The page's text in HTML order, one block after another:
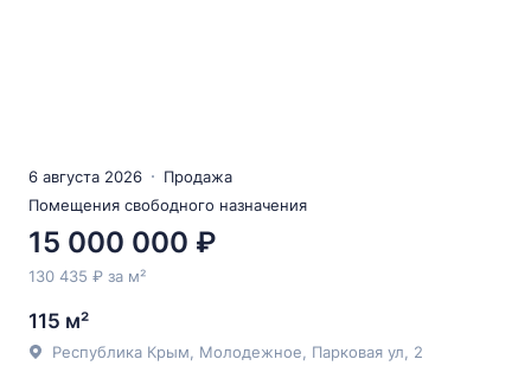
6 августа 2026
Продажа
Помещения свободного назначения
15 000 000 ₽
130 435 ₽ за м²
115 м²
Республика Крым, Молодежное, Парковая ул, 2